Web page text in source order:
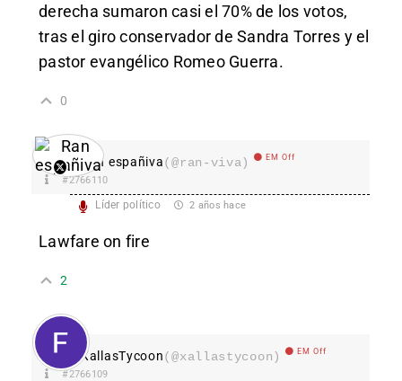
derecha sumaron casi el 70% de los votos,
tras el giro conservador de Sandra Torres y el
pastor evangélico Romeo Guerra.
0
Ran españiva(@ran-viva) EM Off
#2766110
Líder político 2 años hace
Lawfare on fire
2
XallasTycoon(@xallastycoon) EM Off
#2766109